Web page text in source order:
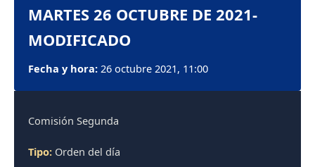
MARTES 26 OCTUBRE DE 2021-
MODIFICADO
Fecha y hora: 26 octubre 2021, 11:00
Comisión Segunda
Tipo: Orden del día